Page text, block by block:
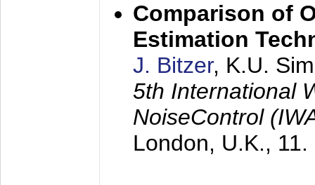
Comparison of
Estimation
J. Bitzer, K.U.
5th International
NoiseControl
London, U.K.,